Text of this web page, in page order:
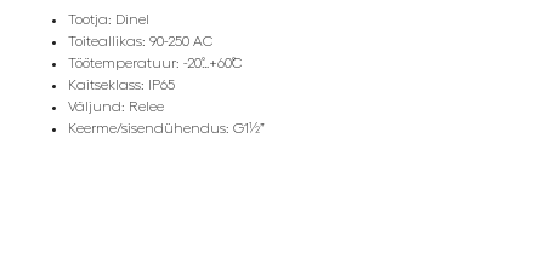
Tootja: Dinel
Toiteallikas: 90-250 AC
Töötemperatuur: -20˚…+60˚C
Kaitseklass: IP65
Väljund: Relee
Keerme/sisendühendus: G1½”